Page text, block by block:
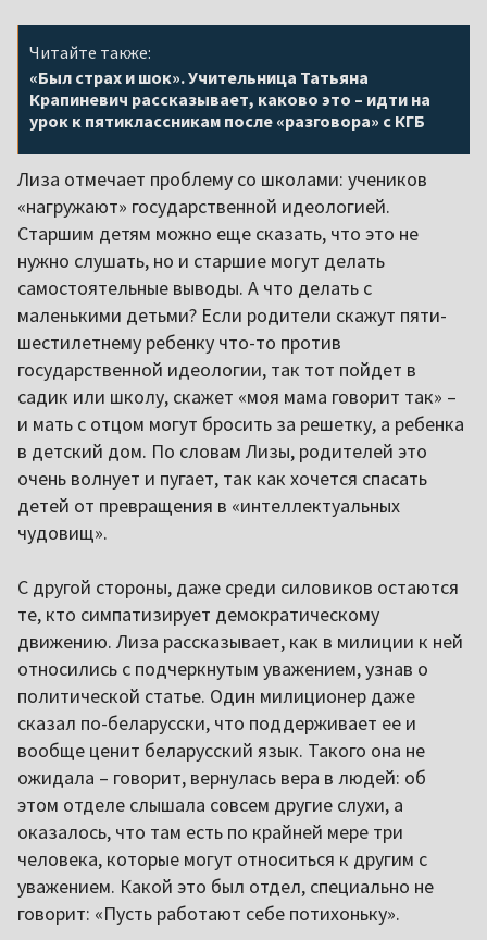
Читайте также:
«Был страх и шок». Учительница Татьяна
Крапиневич рассказывает, каково это – идти на
урок к пятиклассникам после «разговора» с КГБ
Лиза отмечает проблему со школами: учеников
«нагружают» государственной идеологией.
Старшим детям можно еще сказать, что это не
нужно слушать, но и старшие могут делать
самостоятельные выводы. А что делать с
маленькими детьми? Если родители скажут пяти-
шестилетнему ребенку что-то против
государственной идеологии, так тот пойдет в
садик или школу, скажет «моя мама говорит так» –
и мать с отцом могут бросить за решетку, а ребенка
в детский дом. По словам Лизы, родителей это
очень волнует и пугает, так как хочется спасать
детей от превращения в «интеллектуальных
чудовищ».
С другой стороны, даже среди силовиков остаются
те, кто симпатизирует демократическому
движению. Лиза рассказывает, как в милиции к ней
относились с подчеркнутым уважением, узнав о
политической статье. Один милиционер даже
сказал по-беларусски, что поддерживает ее и
вообще ценит беларусский язык. Такого она не
ожидала – говорит, вернулась вера в людей: об
этом отделе слышала совсем другие слухи, а
оказалось, что там есть по крайней мере три
человека, которые могут относиться к другим с
уважением. Какой это был отдел, специально не
говорит: «Пусть работают себе потихоньку».